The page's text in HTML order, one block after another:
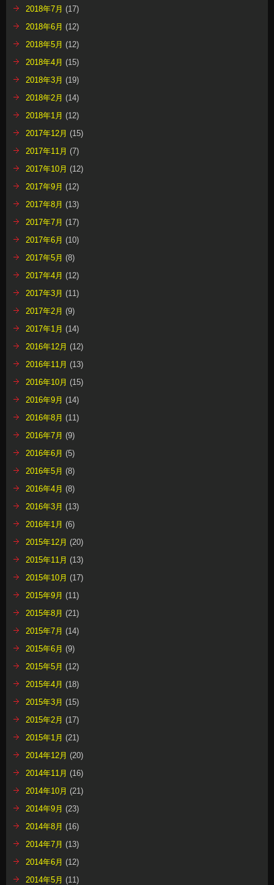
2018年7月 (17)
2018年6月 (12)
2018年5月 (12)
2018年4月 (15)
2018年3月 (19)
2018年2月 (14)
2018年1月 (12)
2017年12月 (15)
2017年11月 (7)
2017年10月 (12)
2017年9月 (12)
2017年8月 (13)
2017年7月 (17)
2017年6月 (10)
2017年5月 (8)
2017年4月 (12)
2017年3月 (11)
2017年2月 (9)
2017年1月 (14)
2016年12月 (12)
2016年11月 (13)
2016年10月 (15)
2016年9月 (14)
2016年8月 (11)
2016年7月 (9)
2016年6月 (5)
2016年5月 (8)
2016年4月 (8)
2016年3月 (13)
2016年1月 (6)
2015年12月 (20)
2015年11月 (13)
2015年10月 (17)
2015年9月 (11)
2015年8月 (21)
2015年7月 (14)
2015年6月 (9)
2015年5月 (12)
2015年4月 (18)
2015年3月 (15)
2015年2月 (17)
2015年1月 (21)
2014年12月 (20)
2014年11月 (16)
2014年10月 (21)
2014年9月 (23)
2014年8月 (16)
2014年7月 (13)
2014年6月 (12)
2014年5月 (11)